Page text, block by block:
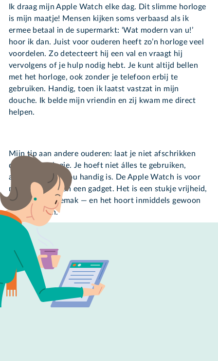
Ik draag mijn Apple Watch elke dag. Dit slimme horloge
is mijn maatje! Mensen kijken soms verbaasd als ik
ermee betaal in de supermarkt: ‘Wat modern van u!’
hoor ik dan. Juist voor ouderen heeft zo’n horloge veel
voordelen. Zo detecteert hij een val en vraagt hij
vervolgens of je hulp nodig hebt. Je kunt altijd bellen
met het horloge, ook zonder je telefoon erbij te
gebruiken. Handig, toen ik laatst vastzat in mijn
douche. Ik belde mijn vriendin en zij kwam me direct
helpen.
Mijn tip aan andere ouderen: laat je niet afschrikken
door technologie. Je hoeft niet álles te gebruiken,
alleen wat voor jou handig is. De Apple Watch is voor
mij veel meer dan een gadget. Het is een stukje vrijheid,
veiligheid en gemak — en het hoort inmiddels gewoon
bij mijn leven.